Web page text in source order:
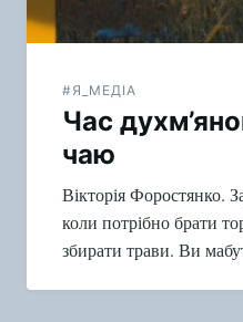
#Я_МЕДІА
Час
чаю
Вікторія Форостянко.
коли потрібно брати
збирати трави. Ви